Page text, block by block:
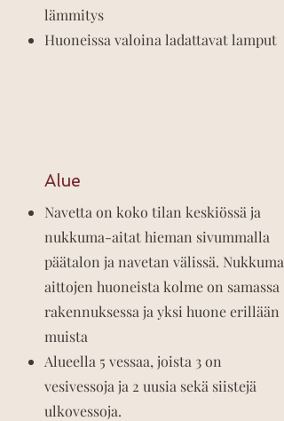
lämmitys
Huoneissa valoina ladattavat lamput
Alue
Navetta on koko tilan keskiössä ja
nukkuma-aitat hieman sivummalla
päätalon ja navetan välissä. Nukkuma-
aittojen huoneista kolme on samassa
rakennuksessa ja yksi huone erillään
muista
Alueella 5 vessaa, joista 3 on
vesivessoja ja 2 uusia sekä siistejä
ulkovessoja.